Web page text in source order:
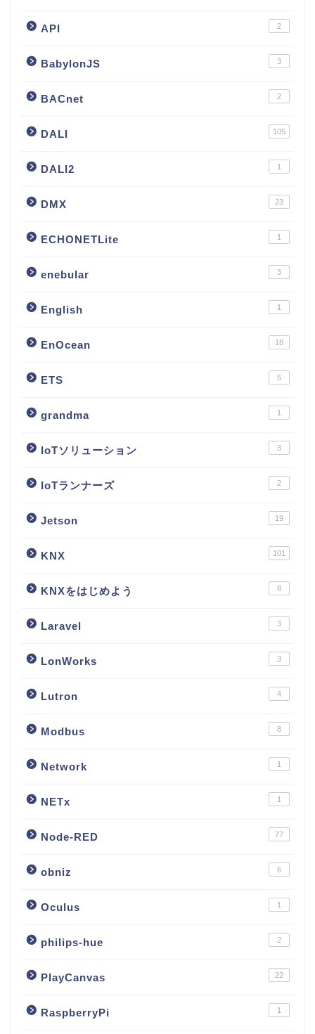
API 2
BabylonJS 3
BACnet 2
DALI 105
DALI2 1
DMX 23
ECHONETLite 1
enebular 3
English 1
EnOcean 18
ETS 5
grandma 1
IoTソリューション 3
IoTランナーズ 2
Jetson 19
KNX 101
KNXをはじめよう 8
Laravel 3
LonWorks 3
Lutron 4
Modbus 8
Network 1
NETx 1
Node-RED 77
obniz 6
Oculus 1
philips-hue 2
PlayCanvas 22
RaspberryPi 1